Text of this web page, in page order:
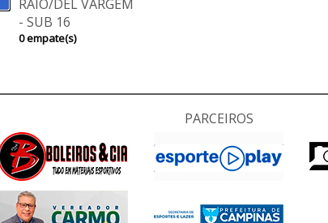
RAIO/DEL VARGEM
- SUB 16
0 empate(s)
PARCEIROS